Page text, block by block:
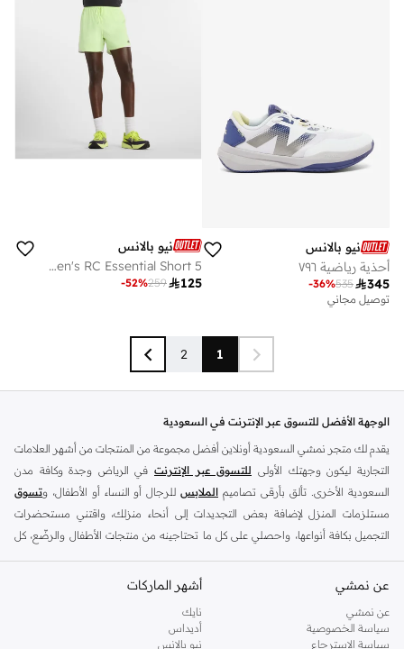
نيو بالانس
أحذية رياضية ٧٩٦
345
535
-36%
توصيل مجاني
نيو بالانس
Men's RC Essential Short 5"
125
259
-52%
1
2
الوجهة الأفضل للتسوق عبر الإنترنت في السعودية
يقدم لك متجر نمشي السعودية أونلاين أفضل مجموعة من المنتجات من أشهر العلامات
التجارية ليكون وجهتك الأولى للتسوق عبر الإنترنت في الرياض وجدة وكافة مدن
السعودية الأخرى. تألق بأرقى تصاميم الملابس للرجال أو النساء أو الأطفال، وتسوق
مستلزمات المنزل لإضافة بعض التجديدات إلى أنحاء منزلك، واقتني مستحضرات
التجميل بكافة أنواعها، واحصلي على كل ما تحتاجينه من منتجات الأطفال والرضّع، كل
أفضل العلامات التجارية في السعودية
يضم متجر نمشي السعودية أونلاين مجموعة ضخمة من المنتجات من أفضل العلامات
التجارية، بداية من الأزياء وحتى مستلزمات المنزل. ستجد لدينا كل ما ترغب به من
عن نمشي
عن نمشي
سياسة الخصوصية
سياسة الاسترجاع
أشهر الماركات
نايك
أديداس
نيو بالانس